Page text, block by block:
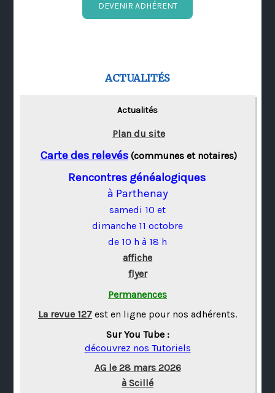
DEVENIR ADHÉRENT
ACTUALITÉS
Actualités
Plan du site
Carte des relevés(communes et notaires)
Rencontres généalogiques
à Parthenay
samedi 10 et
dimanche 11 octobre
de 10 h à 18 h
affiche
flyer
Permanences
La revue 127 est en ligne pour nos adhérents.
Sur You Tube :
découvrez nos Tutoriels
AG le 28 mars 2026
à Scillé